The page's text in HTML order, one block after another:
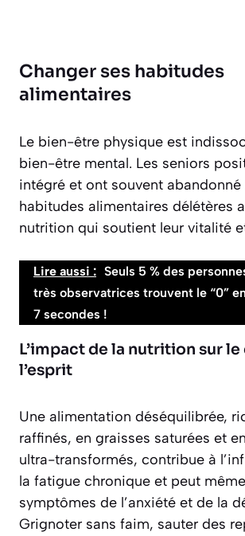
Changer ses habitudes
alimentaires
Le bien-être physique est
bien-être mental. Les seniors
intégré et ont souvent abandonné
habitudes alimentaires délétères
nutrition qui soutient leur vitalité
Lire aussi : Seuls 5 % des
très observatrices trouvent le “0” en
7 secondes !
L’impact de la nutrition sur
l’esprit
Une alimentation déséquilibrée,
raffinés, en graisses saturées et
ultra-transformés, contribue à
la fatigue chronique et peut
symptômes de l’anxiété et de la
Grignoter sans faim, sauter des